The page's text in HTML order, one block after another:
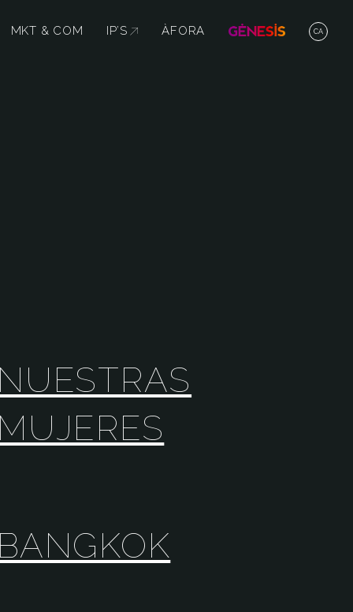
MKT & COM IP’S ABRE EN NUEVA VENTANA
ÀFORA CA
NUESTRAS
MUJERES
BANGKOK